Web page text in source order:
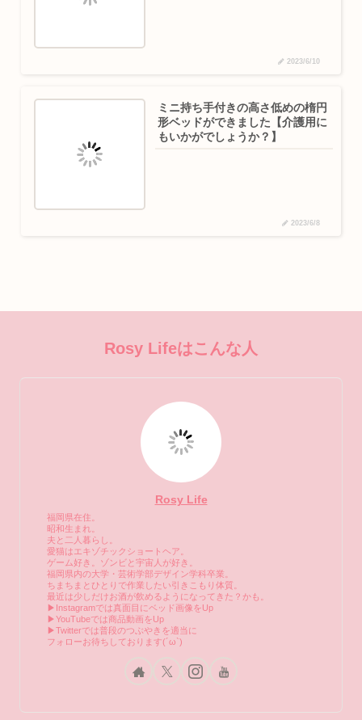
2023/6/10
ミニ持ち手付きの高さ低めの楕円
形ベッドができました【介護用に
もいかがでしょうか？】
2023/6/8
Rosy Lifeはこんな人
Rosy Life
福岡県在住。
昭和生まれ。
夫と二人暮らし。
愛猫はエキゾチックショートヘア。
ゲーム好き。ゾンビと宇宙人が好き。
福岡県内の大学・芸術学部デザイン学科卒業。
ちまちまとひとりで作業したい引きこもり体質。
最近は少しだけお酒が飲めるようになってきた？かも。
▶Instagramでは真面目にベッド画像をUp
▶YouTubeでは商品動画をUp
▶Twitterでは普段のつぶやきを適当に
フォローお待ちしております(´ω`)